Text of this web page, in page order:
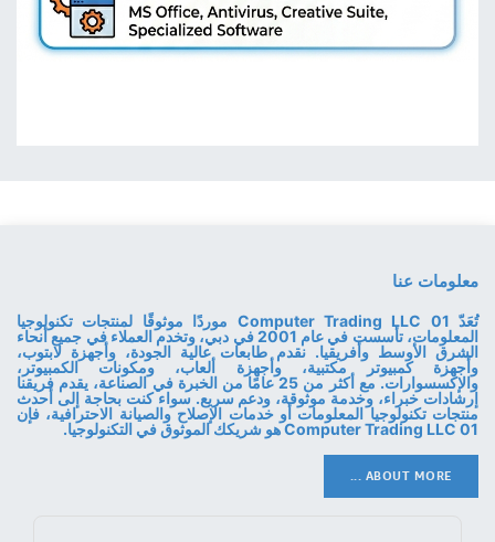
معلومات عنا
تُعَدّ 01 Computer Trading LLC موردًا موثوقًا لمنتجات تكنولوجيا
المعلومات، تأسست في عام 2001 في دبي، وتخدم العملاء في جميع أنحاء
الشرق الأوسط وأفريقيا. نقدم طابعات عالية الجودة، وأجهزة لابتوب،
وأجهزة كمبيوتر مكتبية، وأجهزة ألعاب، ومكونات الكمبيوتر،
والإكسسوارات. مع أكثر من 25 عامًا من الخبرة في الصناعة، يقدم فريقنا
إرشادات خبراء، وخدمة موثوقة، ودعم سريع. سواء كنت بحاجة إلى أحدث
منتجات تكنولوجيا المعلومات أو خدمات الإصلاح والصيانة الاحترافية، فإن
01 Computer Trading LLC هو شريكك الموثوق في التكنولوجيا.
ABOUT MORE ...